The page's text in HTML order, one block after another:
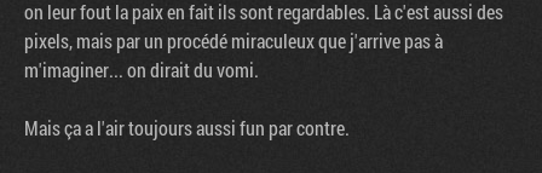
on leur fout la paix en fait ils sont regardables. Là c'est aussi des
pixels, mais par un procédé miraculeux que j'arrive pas à
m'imaginer... on dirait du vomi.
Mais ça a l'air toujours aussi fun par contre.